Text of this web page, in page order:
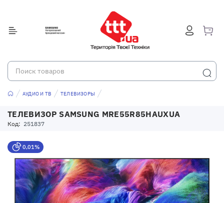
АУДИО И ТВ ТЕЛЕВИЗОРЫ
ТЕЛЕВИЗОР SAMSUNG MRE55R85HAUXUA
Код: 251837
0,01%